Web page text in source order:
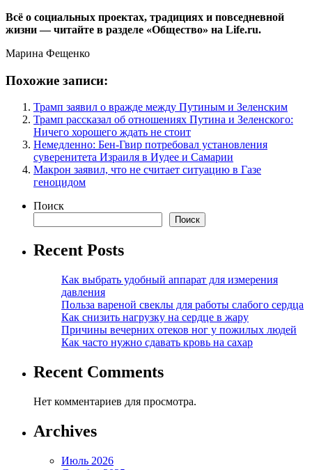
Всё о социальных проектах, традициях и повседневной
жизни — читайте в разделе «Общество» на Life.ru.
Марина Фещенко
Похожие записи:
Трамп заявил о вражде между Путиным и Зеленским
Трамп рассказал об отношениях Путина и Зеленского:
Ничего хорошего ждать не стоит
Немедленно: Бен-Гвир потребовал установления
суверенитета Израиля в Иудее и Самарии
Макрон заявил, что не считает ситуацию в Газе
геноцидом
Поиск
Поиск
Recent Posts
Как выбрать удобный аппарат для измерения
давления
Польза вареной свеклы для работы слабого сердца
Как снизить нагрузку на сердце в жару
Причины вечерних отеков ног у пожилых людей
Как часто нужно сдавать кровь на сахар
Recent Comments
Нет комментариев для просмотра.
Archives
Июль 2026